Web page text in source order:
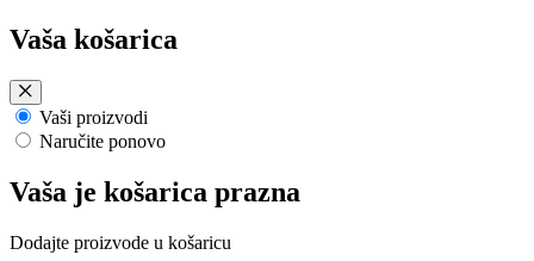
Preskoči
na
sadržaj
Vaša košarica
Vaši proizvodi
Naručite ponovo
Vaša je košarica prazna
Dodajte proizvode u košaricu